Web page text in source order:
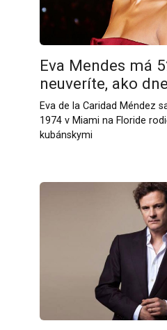
Eva Mendes má
neuveríte, ako
Eva de la Caridad Méndez
1974 v Miami na Floride
kubánskymi